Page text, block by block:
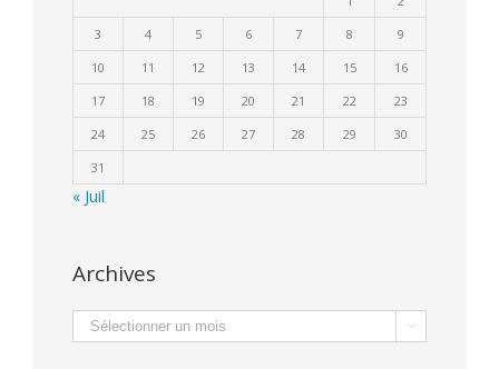
3
4 5 6 7 8
9
10
11 12 13 14 15
16
17
18 19 20 21 22
23
24
25 26 27 28 29
30
31
« Juil
Archives
Archives 